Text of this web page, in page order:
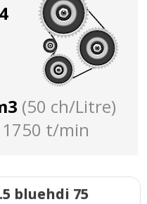
4
(50 ch/Litre)
1750 t/min
bluehdi 75